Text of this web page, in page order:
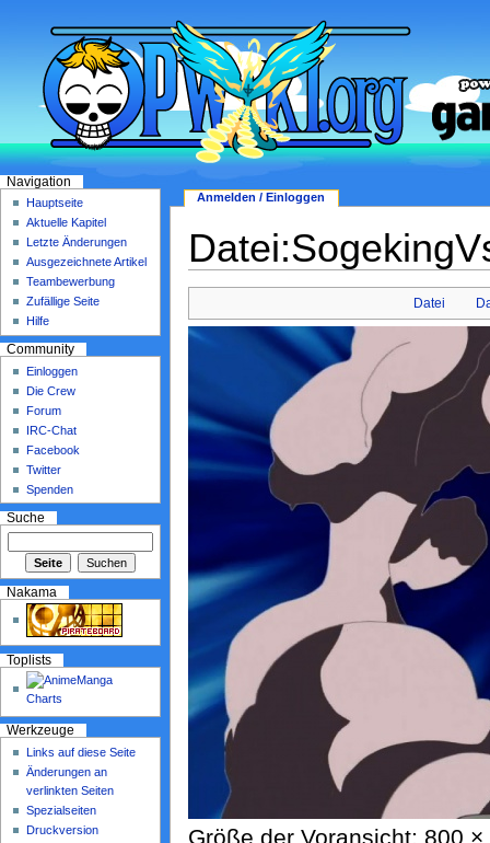
Datei
Größe der Voransicht: 800
Anmelden / Einloggen
Navigation
Hauptseite
Aktuelle Kapitel
Letzte Änderungen
Ausgezeichnete Artikel
Teambewerbung
Zufällige Seite
Hilfe
Community
Einloggen
Die Crew
Forum
IRC-Chat
Facebook
Twitter
Spenden
Suche
Nakama
Toplists
Werkzeuge
Links auf diese Seite
Änderungen an
verlinkten Seiten
Spezialseiten
Druckversion